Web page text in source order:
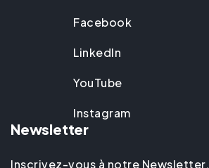
Facebook
LinkedIn
YouTube
Instagram
Newsletter
Inscrivez-vous à notre Newsletter.